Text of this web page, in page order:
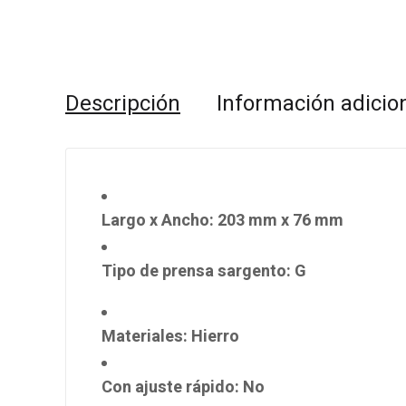
Descripción Información
Largo x Ancho: 203 mm x 76 mm
Tipo de prensa sargento: G
Materiales: Hierro
Con ajuste rápido: No